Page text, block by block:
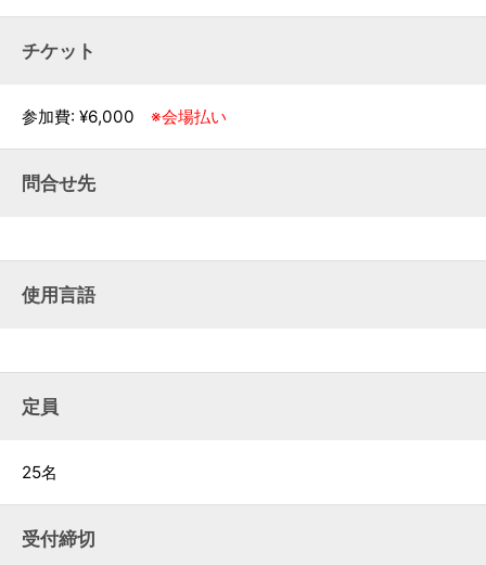
チケット
参加費: ¥6,000 ※会場払い
問合せ先
使用言語
定員
25名
受付締切